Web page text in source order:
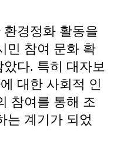
경정화 활동을
민 참여 문화 확
다. 특히 대자보
대한 사회적 인
참여를 통해 조
는 계기가 되었